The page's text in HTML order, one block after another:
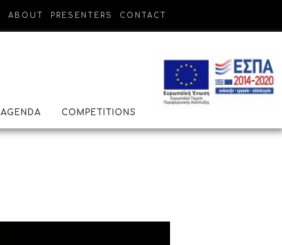
ABOUT PRESENTERS CONTACT
AGENDA COMPETITIONS